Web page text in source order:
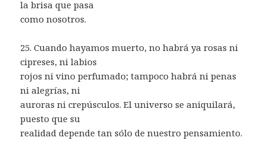
la brisa que pasa
como nosotros.
25. Cuando hayamos muerto, no habrá ya rosas ni
cipreses, ni labios
rojos ni vino perfumado; tampoco habrá ni penas
ni alegrías, ni
auroras ni crepúsculos. El universo se aniquilará,
puesto que su
realidad depende tan sólo de nuestro pensamiento.